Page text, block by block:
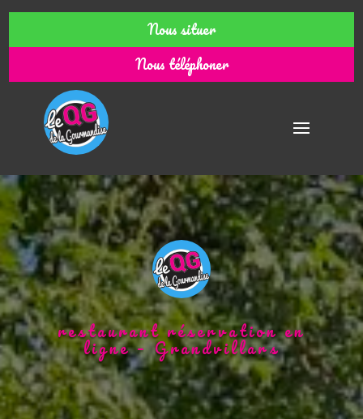
Nous situer
Nous téléphoner
restaurant réservation en
ligne – Grandvillars